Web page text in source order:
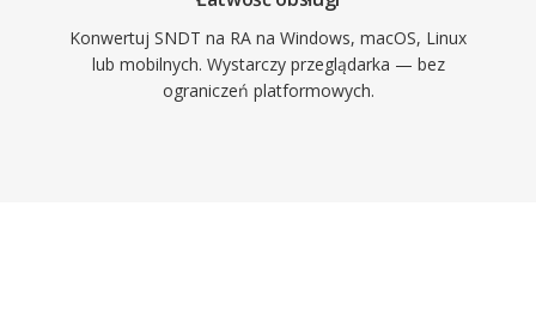
Konwertuj SNDT na RA na Windows, macOS, Linux
lub mobilnych. Wystarczy przeglądarka — bez
ograniczeń platformowych.